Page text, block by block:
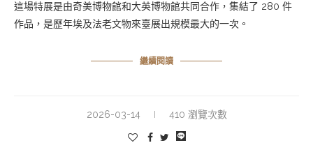
這場特展是由奇美博物館和大英博物館共同合作，集結了 280 件
作品，是歷年埃及法老文物來臺展出規模最大的一次。
繼續閱讀
2026-03-14 410 瀏覽次數